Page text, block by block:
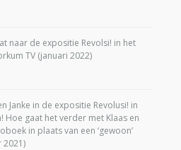
naar de expositie Revolsi! in het
TV (januari 2022)
Janke in de expositie Revolusi! in
Hoe gaat het verder met Klaas en
in plaats van een ‘gewoon’
2021)